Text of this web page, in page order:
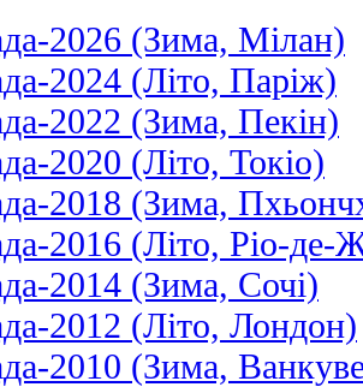
2026 (Зима, Мілан)
2024 (Літо, Паріж)
2022 (Зима, Пекін)
2020 (Літо, Токіо)
2018 (Зима,
2016 (Літо, Ріо-де-
2014 (Зима, Сочі)
2012 (Літо, Лондон)
2010 (Зима,